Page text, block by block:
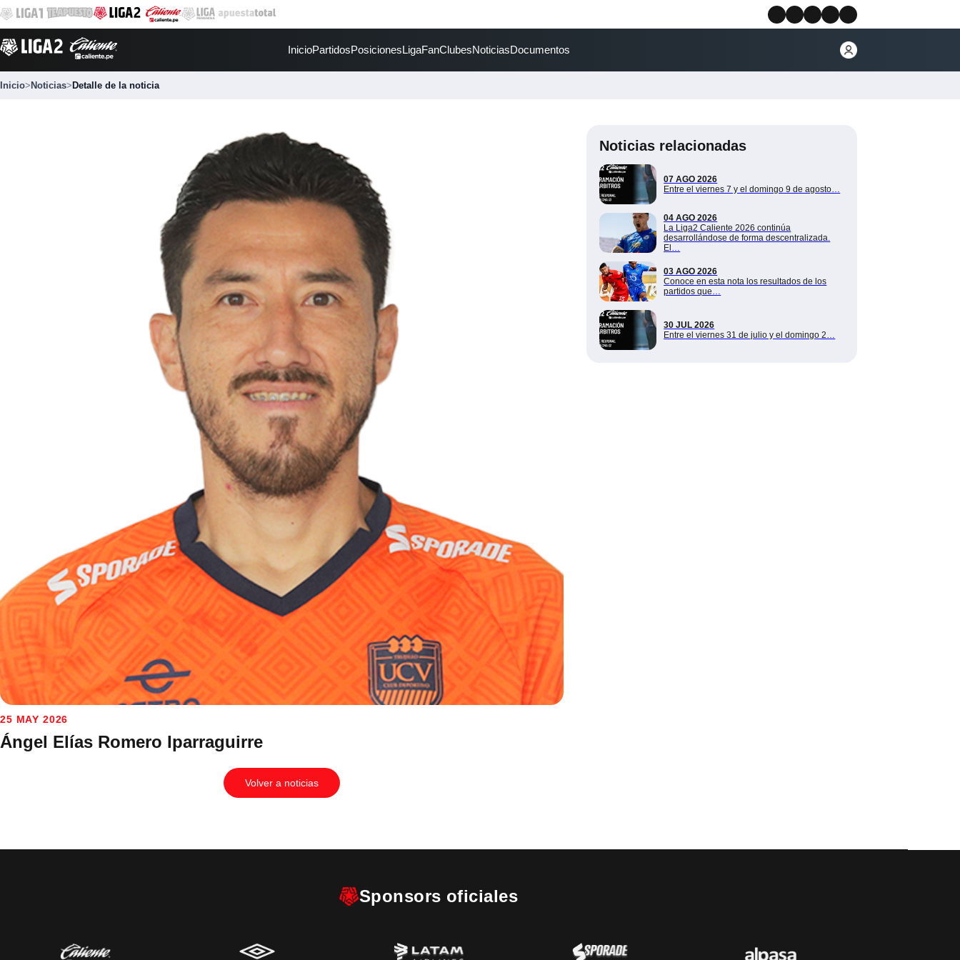
InicioPartidosPosicionesLigaFanClubesNoticiasDocumentos
Inicio> Noticias> Detalle de la noticia
25 MAY 2026
Ángel Elías Romero Iparraguirre
Volver a noticias
Noticias relacionadas
07 AGO 2026
Entre el viernes 7 y el domingo 9 de agosto…
04 AGO 2026
La Liga2 Caliente 2026 continúa
desarrollándose de forma descentralizada.
El…
03 AGO 2026
Conoce en esta nota los resultados de los
partidos que…
30 JUL 2026
Entre el viernes 31 de julio y el domingo 2…
Sponsors oficiales